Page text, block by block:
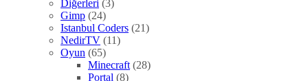
Diğerleri (3)
Gimp (24)
Istanbul Coders (21)
NedirTV (11)
Oyun (65)
Minecraft (28)
Portal (8)